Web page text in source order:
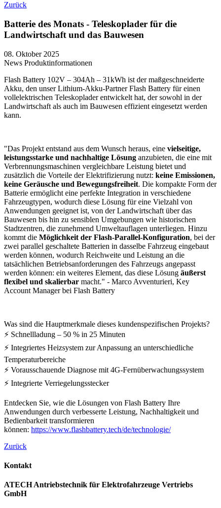
Zurück
Batterie des Monats - Teleskoplader für die
Landwirtschaft und das Bauwesen
08. Oktober 2025
News Produktinformationen
Flash Battery 102V – 304Ah – 31kWh ist der maßgeschneiderte
Akku, den unser Lithium-Akku-Partner Flash Battery für einen
vollelektrischen Teleskoplader entwickelt hat, der sowohl in der
Landwirtschaft als auch im Bauwesen effizient eingesetzt werden
kann.
"Das Projekt entstand aus dem Wunsch heraus, eine vielseitige,
leistungsstarke und nachhaltige Lösung anzubieten, die eine mit
Verbrennungsmaschinen vergleichbare Leistung bietet und
zusätzlich die Vorteile der Elektrifizierung nutzt: keine Emissionen,
keine Geräusche und Bewegungsfreiheit. Die kompakte Form der
Batterie ermöglicht eine perfekte Integration in verschiedene
Fahrzeugtypen, wodurch diese Lösung für eine Vielzahl von
Anwendungen geeignet ist, von der Landwirtschaft über das
Bauwesen bis hin zu sensiblen Umgebungen wie historischen
Stadtzentren, die zunehmend Umweltauflagen unterliegen. Hinzu
kommt die Möglichkeit der Flash-Parallel-Konfiguration, bei der
zwei parallel geschaltete Batterien in dasselbe Fahrzeug eingebaut
werden können, wodurch Reichweite und Leistung an die
tatsächlichen Betriebsanforderungen des Fahrzeugs angepasst
werden können: ein weiteres Element, das diese Lösung äußerst
flexibel und skalierbar macht." - Marco Avventurieri, Key
Account Manager bei Flash Battery
Was sind die Hauptmerkmale dieses kundenspezifischen Projekts?
⚡ Schnellladung – 50 % in 25 Minuten
⚡ Integriertes Heizsystem zur Anpassung an unterschiedliche
Temperaturbereiche
⚡ Vorausschauende Diagnose mit 4G-Fernüberwachungssystem
⚡ Integrierte Verriegelungsstecker
Entdecken Sie, wie die Lösungen von Flash Battery Ihre
Anwendungen durch verbesserte Leistung, Nachhaltigkeit und
Bedienbarkeit transformieren
können: https://www.flashbattery.tech/de/technologie/
Zurück
Kontakt
ATECH Antriebstechnik für Elektrofahrzeuge Vertriebs
GmbH